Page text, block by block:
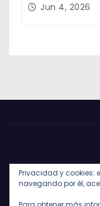
Jun 4, 2026
Privacidad y cookies:
navegando por él,